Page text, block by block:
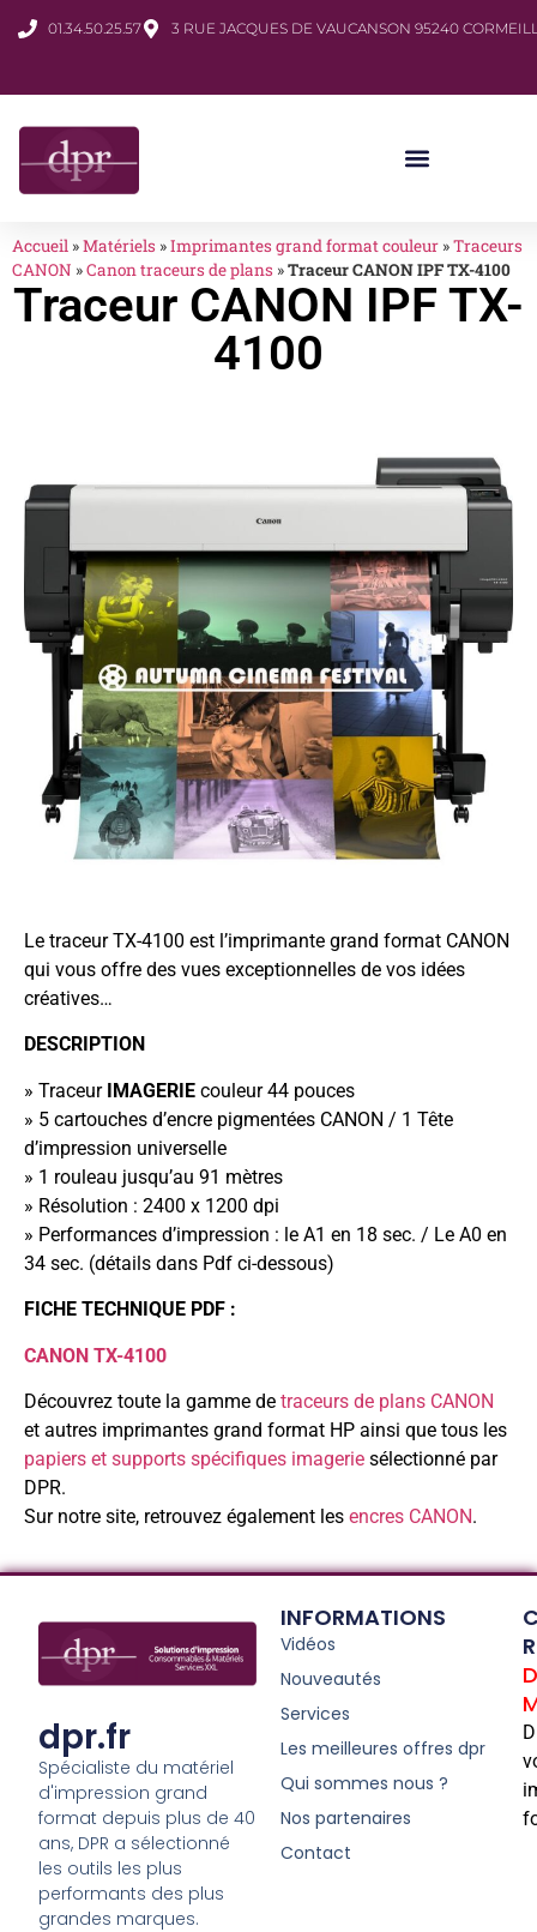
01.34.50.25.57 3 RUE JACQUES DE VAUCANSON 95240
Accueil »Matériels »Imprimantes grand format couleur »Traceurs
CANON »Canon traceurs de plans »Traceur CANON IPF TX-4100
Traceur CANON IPF TX-
4100
Le traceur TX-4100 est l’imprimante grand format CANON
qui vous offre des vues exceptionnelles de vos idées
créatives…
DESCRIPTION
» Traceur IMAGERIE couleur 44 pouces
» 5 cartouches d’encre pigmentées CANON / 1 Tête
d’impression universelle
» 1 rouleau jusqu’au 91 mètres
» Résolution : 2400 x 1200 dpi
» Performances d’impression : le A1 en 18 sec. / Le A0 en
34 sec. (détails dans Pdf ci-dessous)
FICHE TECHNIQUE PDF :
CANON TX-4100
Découvrez toute la gamme de traceurs de plans CANON
et autres imprimantes grand format HP ainsi que tous les
papiers et supports spécifiques imagerie sélectionné par
DPR.
Sur notre site, retrouvez également les encres CANON.
dpr.fr
Spécialiste du matériel
d'impression grand
format depuis plus de 40
ans, DPR a sélectionné
les outils les plus
performants des plus
grandes marques.
INFORMATIONS
Vidéos
Nouveautés
Services
Les meilleures offres dpr
Qui sommes nous ?
Nos partenaires
Contact